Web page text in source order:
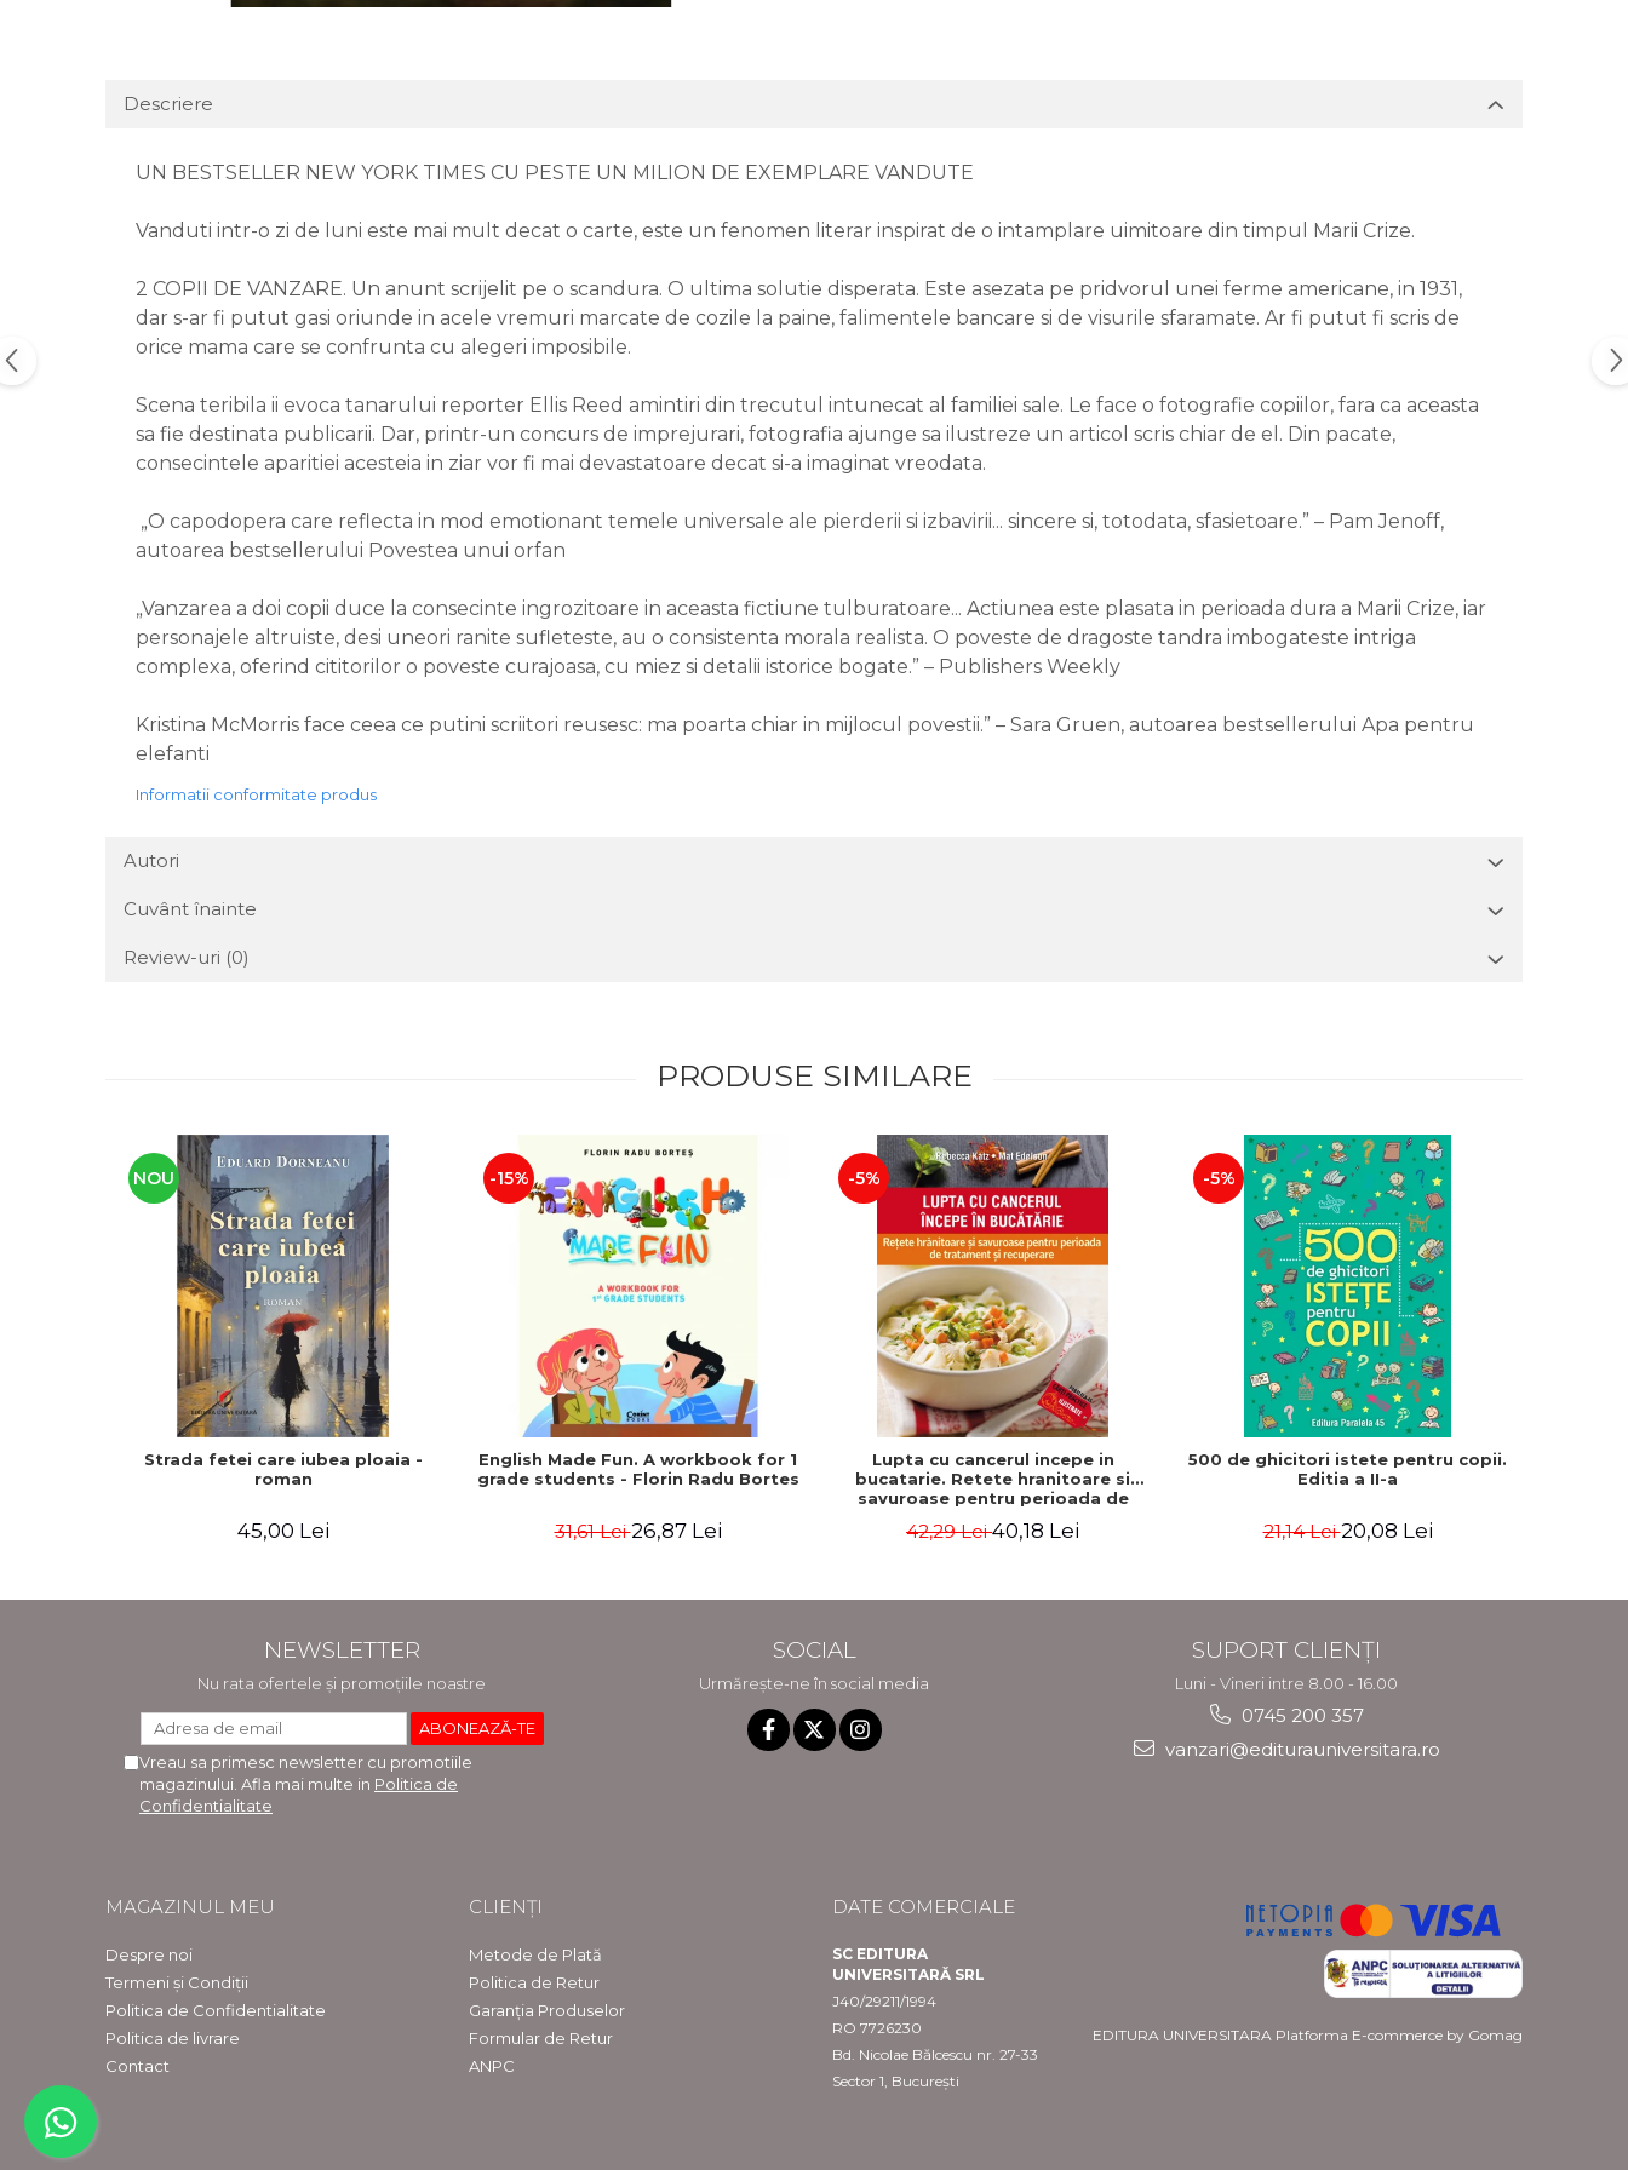
Descriere
UN BESTSELLER NEW YORK TIMES CU PESTE UN MILION DE EXEMPLARE VANDUTE
Vanduti intr-o zi de luni este mai mult decat o carte, este un fenomen literar inspirat de o intamplare uimitoare din timpul Marii Crize.
2 COPII DE VANZARE. Un anunt scrijelit pe o scandura. O ultima solutie disperata. Este asezata pe pridvorul unei ferme americane, in 1931,
dar s-ar fi putut gasi oriunde in acele vremuri marcate de cozile la paine, falimentele bancare si de visurile sfaramate. Ar fi putut fi scris de
orice mama care se confrunta cu alegeri imposibile.
Scena teribila ii evoca tanarului reporter Ellis Reed amintiri din trecutul intunecat al familiei sale. Le face o fotografie copiilor, fara ca aceasta
sa fie destinata publicarii. Dar, printr-un concurs de imprejurari, fotografia ajunge sa ilustreze un articol scris chiar de el. Din pacate,
consecintele aparitiei acesteia in ziar vor fi mai devastatoare decat si-a imaginat vreodata.
„O capodopera care reflecta in mod emotionant temele universale ale pierderii si izbavirii... sincere si, totodata, sfasietoare.” – Pam Jenoff,
autoarea bestsellerului Povestea unui orfan
„Vanzarea a doi copii duce la consecinte ingrozitoare in aceasta fictiune tulburatoare... Actiunea este plasata in perioada dura a Marii Crize, iar
personajele altruiste, desi uneori ranite sufleteste, au o consistenta morala realista. O poveste de dragoste tandra imbogateste intriga
complexa, oferind cititorilor o poveste curajoasa, cu miez si detalii istorice bogate.” – Publishers Weekly
Kristina McMorris face ceea ce putini scriitori reusesc: ma poarta chiar in mijlocul povestii.” – Sara Gruen, autoarea bestsellerului Apa pentru
elefanti
Informatii conformitate produs
Autori
Cuvânt înainte
Review-uri (0)
PRODUSE SIMILARE
NOU
Strada fetei care iubea ploaia -
roman
45,00 Lei
-15%
English Made Fun. A workbook for 1
grade students - Florin Radu Bortes
31,61 Lei26,87 Lei
-5%
Lupta cu cancerul incepe in
bucatarie. Retete hranitoare si
savuroase pentru perioada de
Katz, Mat Edelson
42,29 Lei40,18 Lei
-5%
500 de ghicitori istete pentru copii.
Editia a II-a
21,14 Lei20,08 Lei
NEWSLETTER
Nu rata ofertele și promoțiile noastre
Vreau sa primesc newsletter cu promotiile
magazinului. Afla mai multe in Politica de
Confidentialitate
SOCIAL
Urmărește-ne în social media
SUPORT CLIENȚI
Luni - Vineri intre 8.00 - 16.00
0745 200 357
vanzari@editurauniversitara.ro
MAGAZINUL MEU
Despre noi
Termeni și Condiții
Politica de Confidentialitate
Politica de livrare
Contact
CLIENȚI
Metode de Plată
Politica de Retur
Garanția Produselor
Formular de Retur
ANPC
DATE COMERCIALE
SC EDITURA
UNIVERSITARĂ SRL
J40/29211/1994
RO 7726230
Bd. Nicolae Bălcescu nr. 27-33
Sector 1, București
EDITURA UNIVERSITARA Platforma E-commerce by Gomag